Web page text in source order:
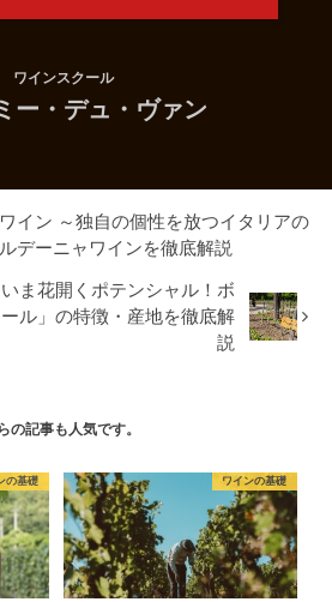
ワインスクール
ー・デュ・ヴァン
イン ～独自の個性を放つイタリアの
デーニャワインを徹底解説
ま花開くポテンシャル！ボ
ル」の特徴・産地を徹底解
説
の記事も人気です。
の基礎 ワインの基礎